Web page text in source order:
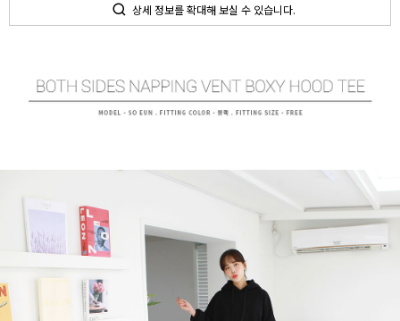
상세 정보를 확대해 보실 수 있습니다.